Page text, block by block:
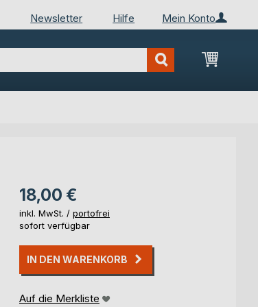
Mein Konto
Newsletter Hilfe
Mein
18,00 €
inkl. MwSt. / portofrei
sofort verfügbar
IN DEN WARENKORB
Auf die Merkliste